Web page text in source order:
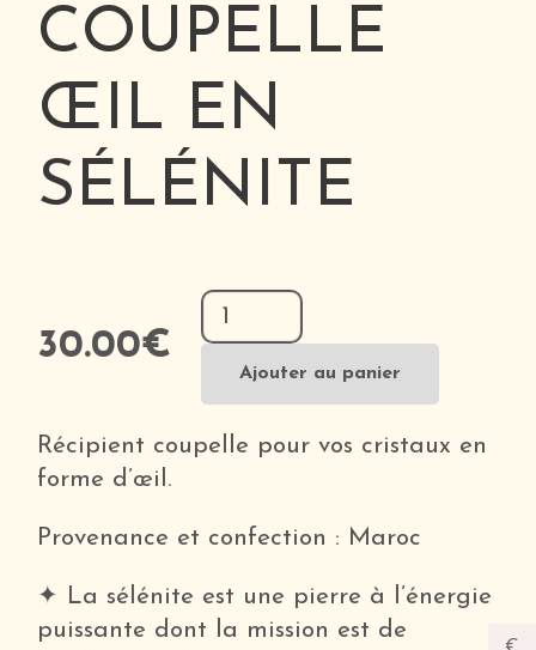
COUPELLE
ŒIL EN
SÉLÉNITE
30.00€
quantité
de
Coupelle
Œil
en
Ajouter au panier
Récipient coupelle pour vos cristaux en
forme d’œil.
Provenance et confection : Maroc
✦ La sélénite est une pierre à l’énergie
puissante dont la mission est de